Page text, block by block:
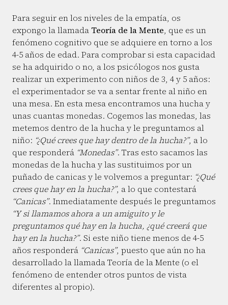
Para seguir en los niveles de la empatía, os
expongo la llamada Teoría de la Mente, que es un
fenómeno cognitivo que se adquiere en torno a los
4-5 años de edad. Para comprobar si esta capacidad
se ha adquirido o no, a los psicólogos nos gusta
realizar un experimento con niños de 3, 4 y 5 años:
el experimentador se va a sentar frente al niño en
una mesa. En esta mesa encontramos una hucha y
unas cuantas monedas. Cogemos las monedas, las
metemos dentro de la hucha y le preguntamos al
niño: “¿Qué crees que hay dentro de la hucha?”, a lo
que responderá “Monedas”. Tras esto sacamos las
monedas de la hucha y las sustituimos por un
puñado de canicas y le volvemos a preguntar: “¿Qué
crees que hay en la hucha?”, a lo que contestará
“Canicas”. Inmediatamente después le preguntamos
“Y si llamamos ahora a un amiguito y le
preguntamos qué hay en la hucha, ¿qué creerá que
hay en la hucha?”. Si este niño tiene menos de 4-5
años responderá “Canicas”, puesto que aún no ha
desarrollado la llamada Teoría de la Mente (o el
fenómeno de entender otros puntos de vista
diferentes al propio).